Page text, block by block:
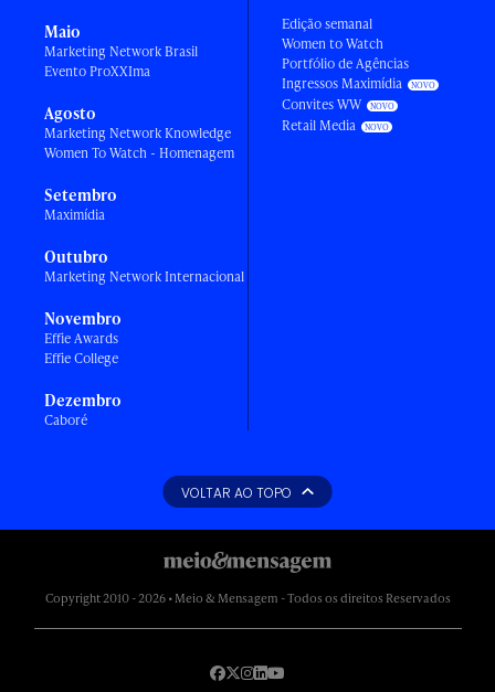
Maio
Marketing Network Brasil
Evento ProXXIma
Agosto
Marketing Network Knowledge
Women To Watch - Homenagem
Setembro
Maximídia
Outubro
Marketing Network Internacional
Novembro
Effie Awards
Effie College
Dezembro
Caboré
Edição semanal
Women to Watch
Portfólio de Agências
Ingressos Maximídia
Convites WW
Retail Media
VOLTAR AO TOPO
Copyright 2010 - 2026 • Meio & Mensagem - Todos os direitos Reservados